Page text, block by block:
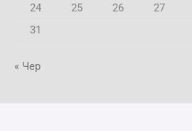
24
25 26 27
31
« Чер